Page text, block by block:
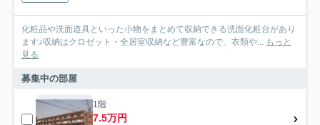
化粧品や洗面道具といった小物をまとめて収納できる洗面化粧台があり
ます♪収納はクロゼット・全居室収納など豊富なので、衣類や... もっと
見る
募集中の部屋
1階
7.5万円